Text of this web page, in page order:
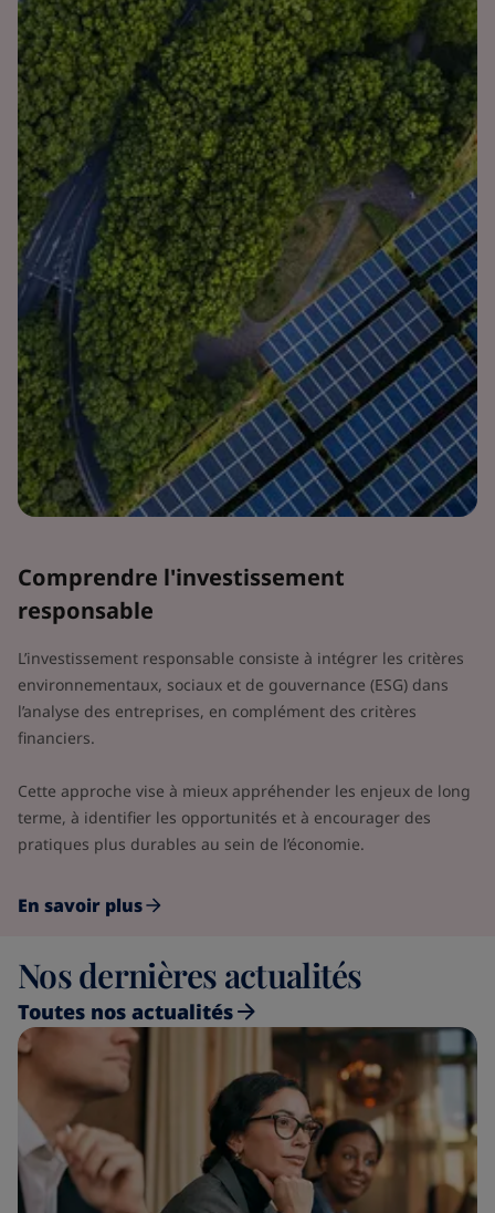
Comprendre l'investissement
responsable
L’investissement responsable consiste à intégrer les critères
environnementaux, sociaux et de gouvernance (ESG) dans
l’analyse des entreprises, en complément des critères
financiers.
Cette approche vise à mieux appréhender les enjeux de long
terme, à identifier les opportunités et à encourager des
pratiques plus durables au sein de l’économie.
En savoir plus
Nos dernières actualités
Toutes nos actualités